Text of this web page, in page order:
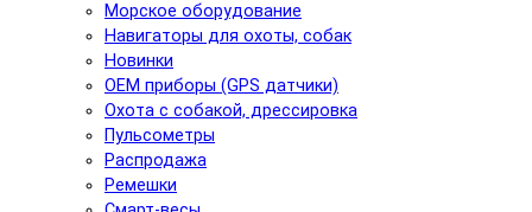
Морское оборудование
Навигаторы для охоты, собак
Новинки
ОЕМ приборы (GPS датчики)
Охота с собакой, дрессировка
Пульсометры
Распродажа
Ремешки